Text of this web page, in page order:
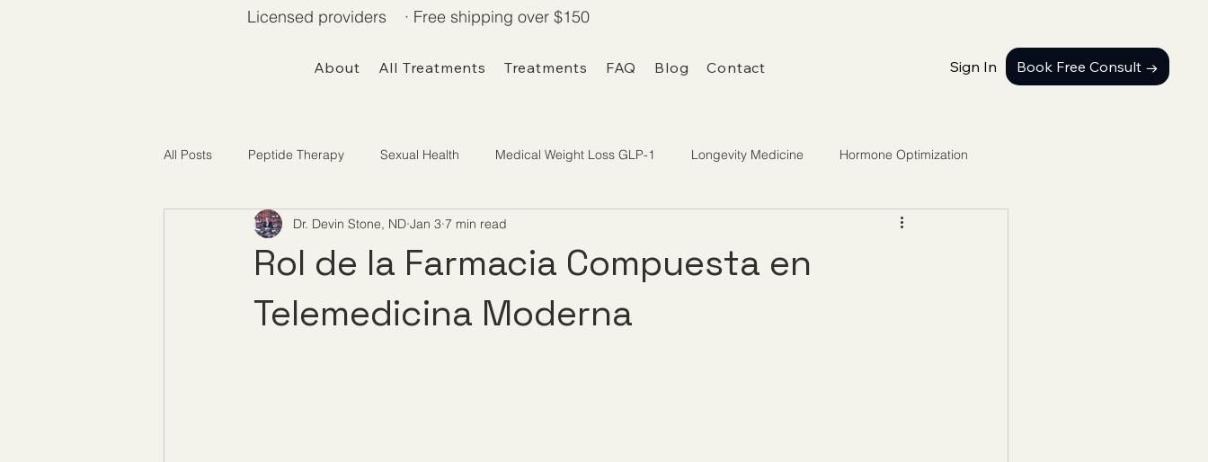
About All Treatments Treatments FAQ Blog Contact Sign In Book Free Consult →
Licensed providers · Free shipping over $150
All Posts Peptide Therapy Sexual Health Medical Weight Loss GLP-1 Longevity Medicine Hormone Optimization
Telemedicine / Getting Started
Rol de la Farmacia Compuesta en
Telemedicina Moderna
Dr. Devin Stone, ND Jan 3 7 min read